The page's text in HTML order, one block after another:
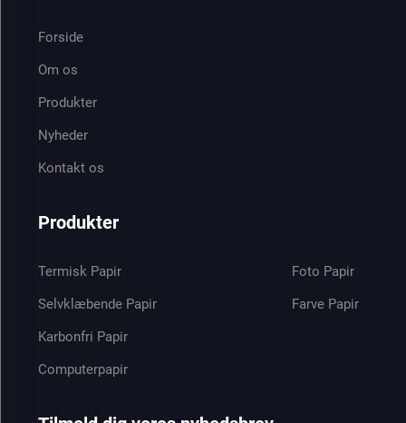
Forside
Om os
Produkter
Nyheder
Kontakt os
Produkter
Termisk Papir
Selvklæbende Papir
Karbonfri Papir
Computerpapir
Foto Papir
Farve Papir